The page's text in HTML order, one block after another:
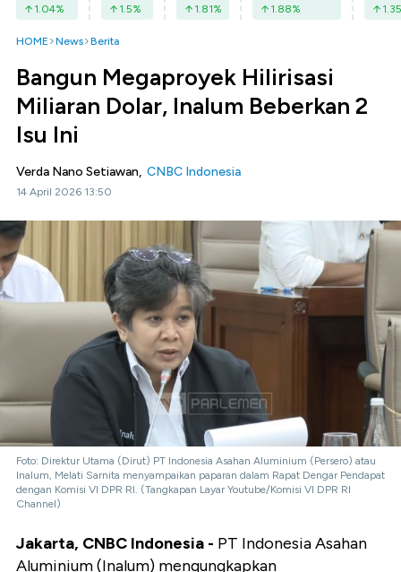
1.04% 1.5% 1.81% 1.88% 1.35
HOME News Berita
Bangun Megaproyek Hilirisasi
Miliaran Dolar, Inalum Beberkan 2
Isu Ini
Verda Nano Setiawan, CNBC Indonesia
14 April 2026 13:50
Foto: Direktur Utama (Dirut) PT Indonesia Asahan Aluminium (Persero) atau
Inalum, Melati Sarnita menyampaikan paparan dalam Rapat Dengar Pendapat
dengan Komisi VI DPR RI. (Tangkapan Layar Youtube/Komisi VI DPR RI
Channel)
Jakarta, CNBC Indonesia - PT Indonesia Asahan
Aluminium (Inalum) mengungkapkan